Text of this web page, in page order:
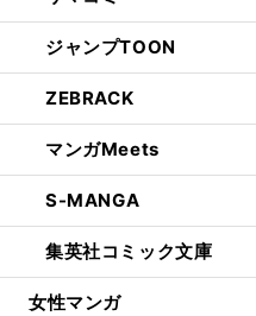
ジャンプTOON
ZEBRACK
マンガMeets
S-MANGA
集英社コミック文庫
女性マンガ